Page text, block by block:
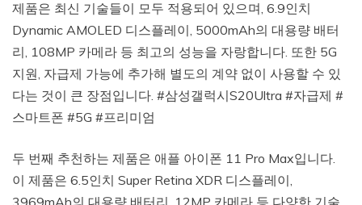
제품은 최신 기술들이 모두 적용되어 있으며, 6.9인치
Dynamic AMOLED 디스플레이, 5000mAh의 대용량 배터
리, 108MP 카메라 등 최고의 성능을 자랑합니다. 또한 5G
지원, 자급제 가능에 추가해 별도의 계약 없이 사용할 수 있
다는 것이 큰 장점입니다. #삼성갤럭시S20Ultra #자급제 #
스마트폰 #5G #프리미엄
두 번째 추천하는 제품은 애플 아이폰 11 Pro Max입니다.
이 제품은 6.5인치 Super Retina XDR 디스플레이,